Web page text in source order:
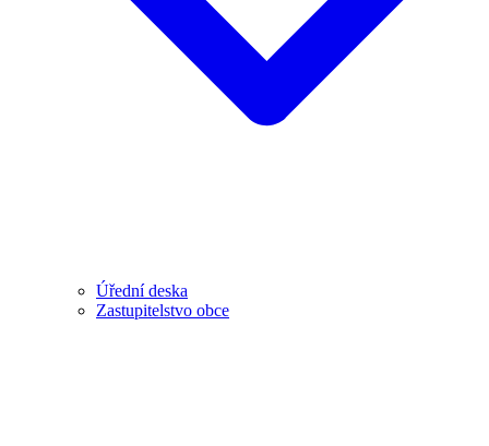
Úřední deska
Zastupitelstvo obce